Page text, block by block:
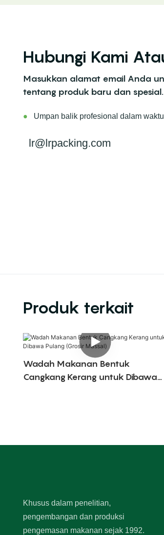
Hubungi Kami
Masukkan alamat email Anda
tentang produk baru dan spesial.
● Umpan balik profesional dalam
lr@lrpacking.com
Produk terkait
Wadah Makanan Bentuk
Cangkang Kerang untuk Dibawa
Khusus dalam penelitian,
pengembangan dan produksi
pengemasan makanan sejak 1992.